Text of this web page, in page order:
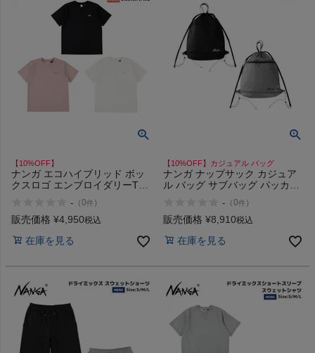
【10%OFF】
ナンガ エコハイブリッド ボッ
クスロゴ エンブロイダリーTシ
NANGA ECO HYBRID BOX
LOGO EMBROIDERY TEE
- （0件 ）
販売価格 ¥4,950税込
在庫を見る
【10%OFF】カジュアル バッグ
ナンガ ナップサック カジュア
ル バッグ サブバッグ パッカブ
Fibermax TUL- （0件 ）
販売価格 ¥8,910税込
在庫を見る